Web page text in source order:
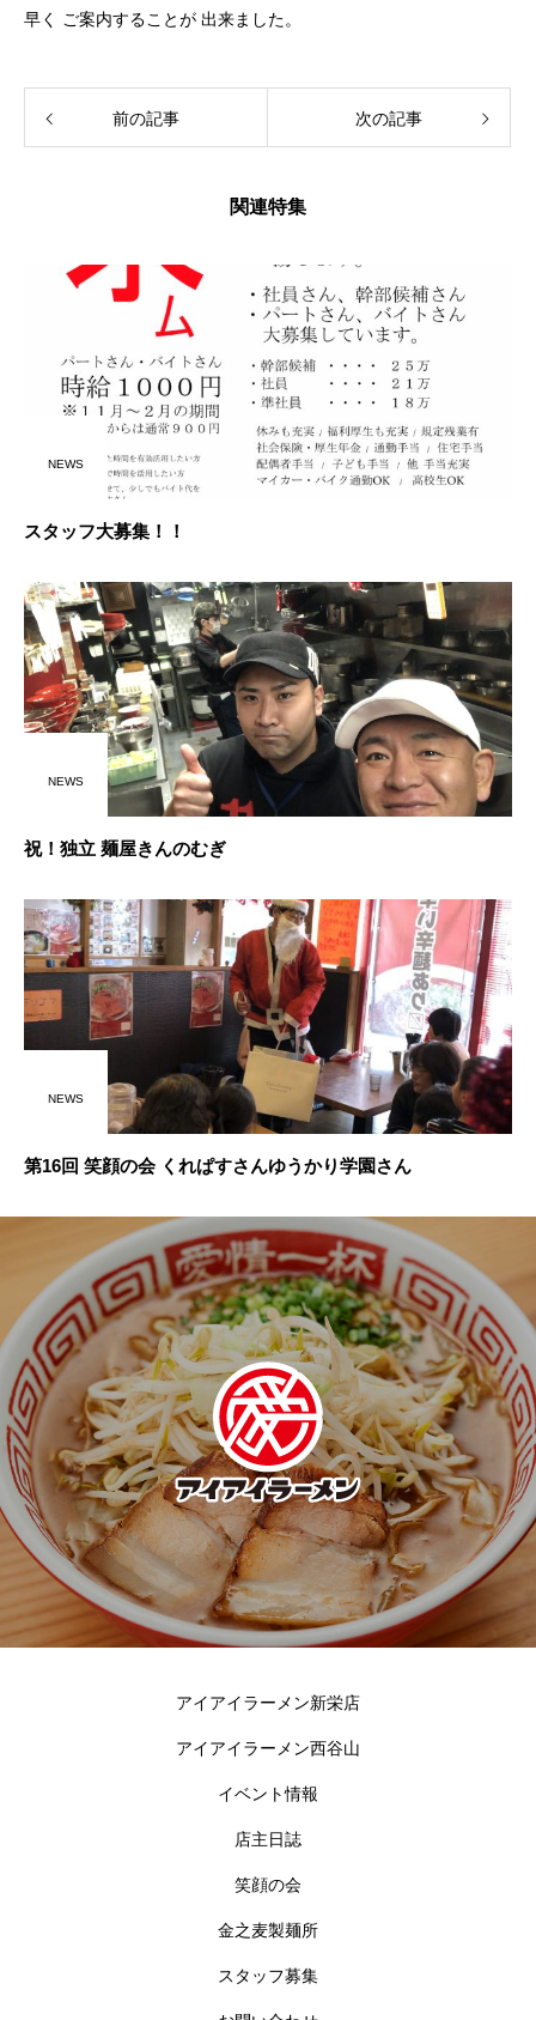
早く ご案内することが 出来ました。
前の記事 次の記事
関連特集
NEWS
スタッフ大募集！！
NEWS
祝！独立 麺屋きんのむぎ
NEWS
第16回 笑顔の会 くれぱすさんゆうかり学園さん
アイアイラーメン新栄店
アイアイラーメン西谷山
イベント情報
店主日誌
笑顔の会
金之麦製麺所
スタッフ募集